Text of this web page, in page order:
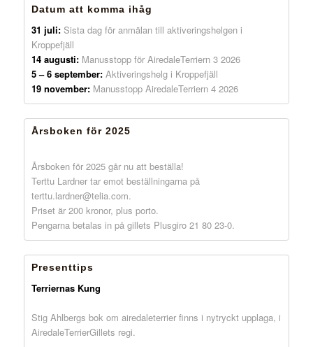
Datum att komma ihåg
31 juli:Sista dag för anmälan till aktiveringshelgen i
Kroppefjäll
14 augusti:Manusstopp för AiredaleTerriern 3 2026
5 – 6 september:Aktiveringshelg i Kroppefjäll
19 november:Manusstopp AiredaleTerriern 4 2026
Årsboken för 2025
Årsboken för 2025 går nu att beställa!
Terttu Lardner tar emot beställningarna på
terttu.lardner@telia.com.
Priset är 200 kronor, plus porto.
Pengarna betalas in på gillets Plusgiro 21 80 23-0.
Presenttips
Terriernas Kung
Stig Ahlbergs bok om airedaleterrier finns i nytryckt upplaga, i
AiredaleTerrierGillets regi.